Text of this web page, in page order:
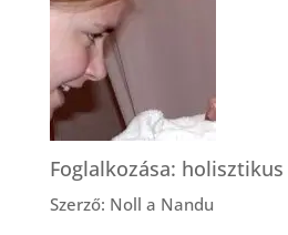
Foglalkozása: holisztikus
Szerző: Noll a Nandu